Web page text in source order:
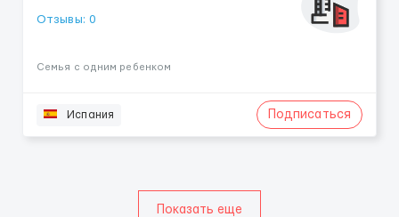
Отзывы: 0
Семья с одним ребенком
Испания Подписаться
Показать еще